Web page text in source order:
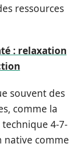
ressources
: relaxation
souvent des
comme la
4-7-
native comme